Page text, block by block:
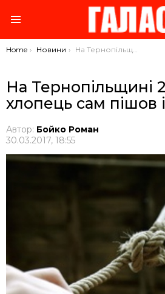
You are here:
Home Новини На Тернопільщині 20-річний хлопець сам пішов із життя
На Тернопільщині
хлопець сам пішов
Автор: Бойко Роман
30.03.2017, 18:55